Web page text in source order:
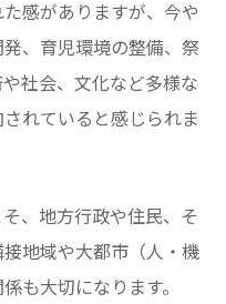
感がありますが、今や
、育児環境の整備、祭
社会、文化など多様な
れていると感じられま
、地方行政や住民、そ
地域や大都市（人・機
も大切になります。